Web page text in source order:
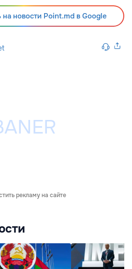
новости Point.md в Google
рекламу на сайте